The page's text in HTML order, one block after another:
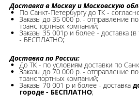
Доставка в Москву и Московскую
По Санкт-Петербургу до ТК -
Заказы до 35 000 р. - отправление
транспортных компаний;
Заказы 35 001р и более - доставка
- БЕСПЛАТНО;
Доставка по России:
До ТК - по условиям доставки по
Заказы до 70 000 р. - отправление
транспортных компаний;
Заказы 70 001 р и более - доставка
городе - БЕСПЛАТНО;